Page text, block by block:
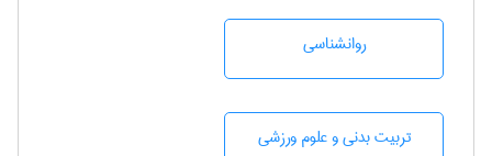
روانشناسی
تربيت بدنی و علوم ورزشی